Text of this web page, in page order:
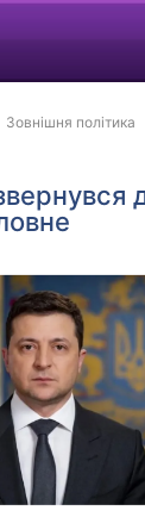
Зовнішня політика